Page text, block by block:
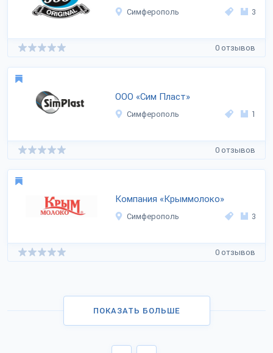
Симферополь 3
0 отзывов
ООО «Сим Пласт»
Симферополь 1
0 отзывов
Компания «Крыммолоко»
Симферополь 3
0 отзывов
ПОКАЗАТЬ БОЛЬШЕ